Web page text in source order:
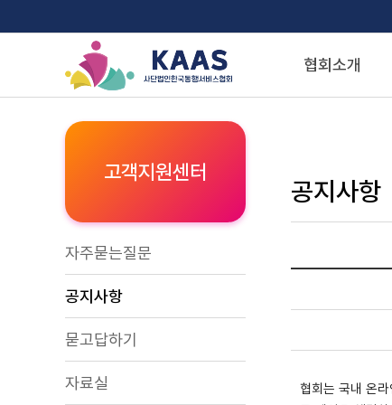
협회소개
고객지원센터
자주묻는질문
공지사항
묻고답하기
자료실
공지사항
협회는 국내 온